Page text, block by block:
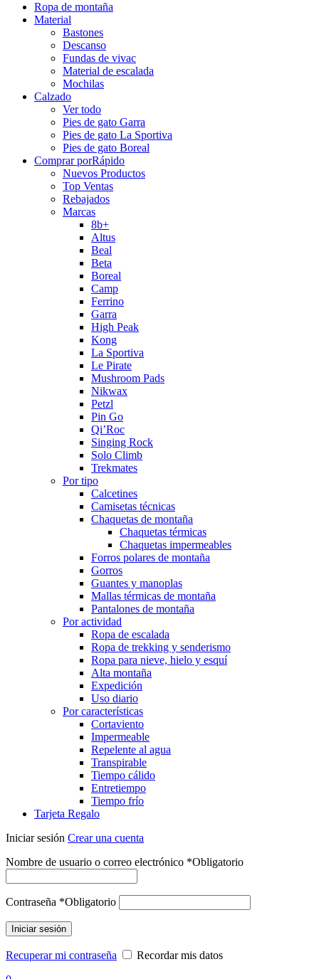
Ropa de montaña
Material
Bastones
Descanso
Fundas de vivac
Material de escalada
Mochilas
Calzado
Ver todo
Pies de gato Garra
Pies de gato La Sportiva
Pies de gato Boreal
Comprar porRápido
Nuevos Productos
Top Ventas
Rebajados
Marcas
8b+
Altus
Beal
Beta
Boreal
Camp
Ferrino
Garra
High Peak
Kong
La Sportiva
Le Pirate
Mushroom Pads
Nikwax
Petzl
Pin Go
Qi’Roc
Singing Rock
Solo Climb
Trekmates
Por tipo
Calcetines
Camisetas técnicas
Chaquetas de montaña
Chaquetas térmicas
Chaquetas impermeables
Forros polares de montaña
Gorros
Guantes y manoplas
Mallas térmicas de montaña
Pantalones de montaña
Por actividad
Ropa de escalada
Ropa de trekking y senderismo
Ropa para nieve, hielo y esquí
Alta montaña
Expedición
Uso diario
Por características
Cortaviento
Impermeable
Repelente al agua
Transpirable
Tiempo cálido
Entretiempo
Tiempo frío
Tarjeta Regalo
Iniciar sesión Crear una cuenta
Nombre de usuario o correo electrónico *Obligatorio
Contraseña *Obligatorio
Iniciar sesión
Recuperar mi contraseña
Recordar mis datos